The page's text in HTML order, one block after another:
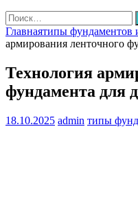
Найти:
Главнаятипы фундаментов
армирования ленточного
Технология
фундамента для
18.10.2025 admin типы